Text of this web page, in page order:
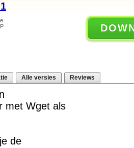
Alle versies Reviews
met Wget als
de